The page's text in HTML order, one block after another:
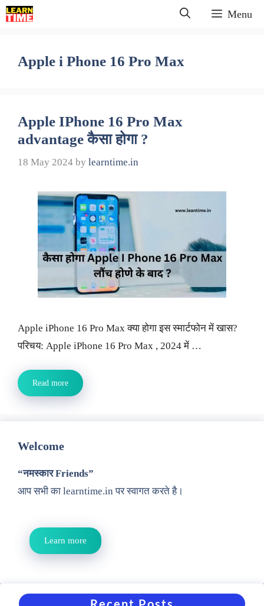
Skip
to
Menu
Apple i Phone 16 Pro Max
Apple IPhone 16 Pro Max
advantage कैसा होगा ?
18 May 2024 by learntime.in
Apple iPhone 16 Pro Max क्या होगा इस स्मार्टफोन में खास?
परिचय: Apple iPhone 16 Pro Max , 2024 में …
Read more
Welcome
“नमस्कार Friends”
आप सभी का learntime.in पर स्वागत करते है।
Learn more